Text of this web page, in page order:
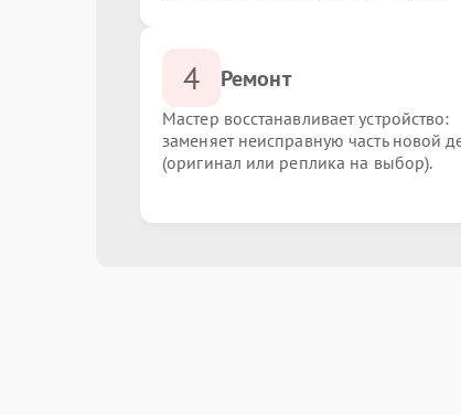
4 Ремонт
Мастер восстанавливает устройство:
заменяет неисправную часть новой
(оригинал или реплика на выбор).